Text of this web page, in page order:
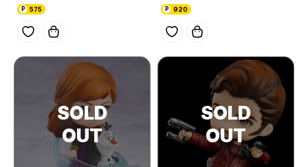
575 920